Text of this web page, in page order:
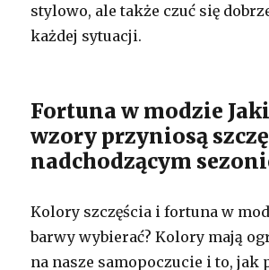
stylowo, ale także czuć się
każdej sytuacji.
Fortuna w modzie
wzory przyniosą
nadchodzącym
Kolory szczęścia i fortuna w
barwy wybierać? Kolory mają
na nasze samopoczucie i to, jak